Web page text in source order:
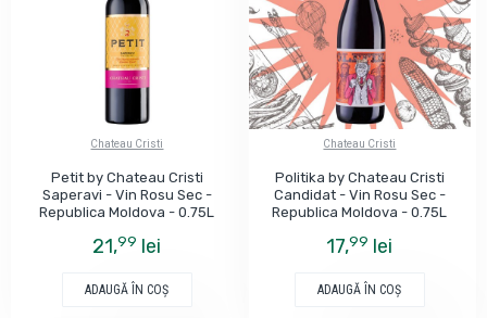
Chateau Cristi
Petit by Chateau Cristi
Saperavi - Vin Rosu Sec -
Republica Moldova - 0.75L
21,99 lei
ADAUGĂ ÎN COŞ
Chateau Cristi
Politika by Chateau Cristi
Candidat - Vin Rosu Sec -
Republica Moldova - 0.75L
17,99 lei
ADAUGĂ ÎN COŞ